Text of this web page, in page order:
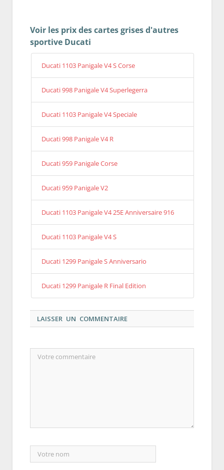
Voir les prix des cartes grises d'autres
sportive Ducati
Ducati 1103 Panigale V4 S Corse
Ducati 998 Panigale V4 Superlegerra
Ducati 1103 Panigale V4 Speciale
Ducati 998 Panigale V4 R
Ducati 959 Panigale Corse
Ducati 959 Panigale V2
Ducati 1103 Panigale V4 25E Anniversaire 916
Ducati 1103 Panigale V4 S
Ducati 1299 Panigale S Anniversario
Ducati 1299 Panigale R Final Edition
LAISSER UN COMMENTAIRE